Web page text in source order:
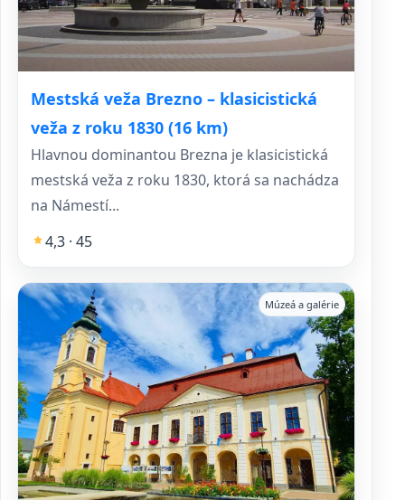
Mestská veža Brezno – klasicistická
veža z roku 1830 (16 km)
Hlavnou dominantou Brezna je klasicistická
mestská veža z roku 1830, ktorá sa nachádza
na Námestí...
4,3 · 45
Múzeá a galérie